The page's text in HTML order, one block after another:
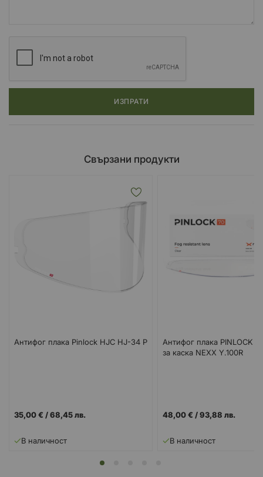
ИЗПРАТИ
Свързани продукти
Антифог плака Pinlock HJC HJ-34 P
35,00 € /68,45 лв.
В наличност
Антифог плака PINLOCK
за каска NEXX Y.100R
48,00 € /93,88 лв.
В наличност